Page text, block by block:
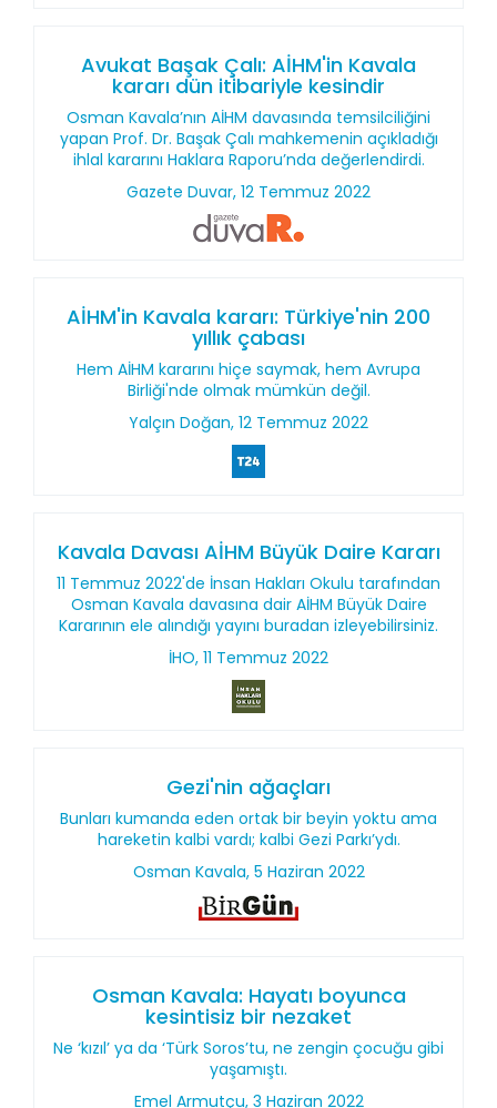
Avukat Başak Çalı: AİHM'in Kavala
kararı dün itibariyle kesindir
Osman Kavala’nın AİHM davasında temsilciliğini
yapan Prof. Dr. Başak Çalı mahkemenin açıkladığı
ihlal kararını Haklara Raporu’nda değerlendirdi.
Gazete Duvar, 12 Temmuz 2022
AİHM'in Kavala kararı: Türkiye'nin 200
yıllık çabası
Hem AİHM kararını hiçe saymak, hem Avrupa
Birliği'nde olmak mümkün değil.
Yalçın Doğan, 12 Temmuz 2022
Kavala Davası AİHM Büyük Daire Kararı
11 Temmuz 2022'de İnsan Hakları Okulu tarafından
Osman Kavala davasına dair AİHM Büyük Daire
Kararının ele alındığı yayını buradan izleyebilirsiniz.
İHO, 11 Temmuz 2022
Gezi'nin ağaçları
Bunları kumanda eden ortak bir beyin yoktu ama
hareketin kalbi vardı; kalbi Gezi Parkı’ydı.
Osman Kavala, 5 Haziran 2022
Osman Kavala: Hayatı boyunca
kesintisiz bir nezaket
Ne ‘kızıl’ ya da ‘Türk Soros’tu, ne zengin çocuğu gibi
yaşamıştı.
Emel Armutçu, 3 Haziran 2022